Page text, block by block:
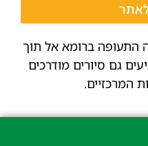
התעופה ברומא אל תוך
גם סיורים מודרכים
המרכזיים.